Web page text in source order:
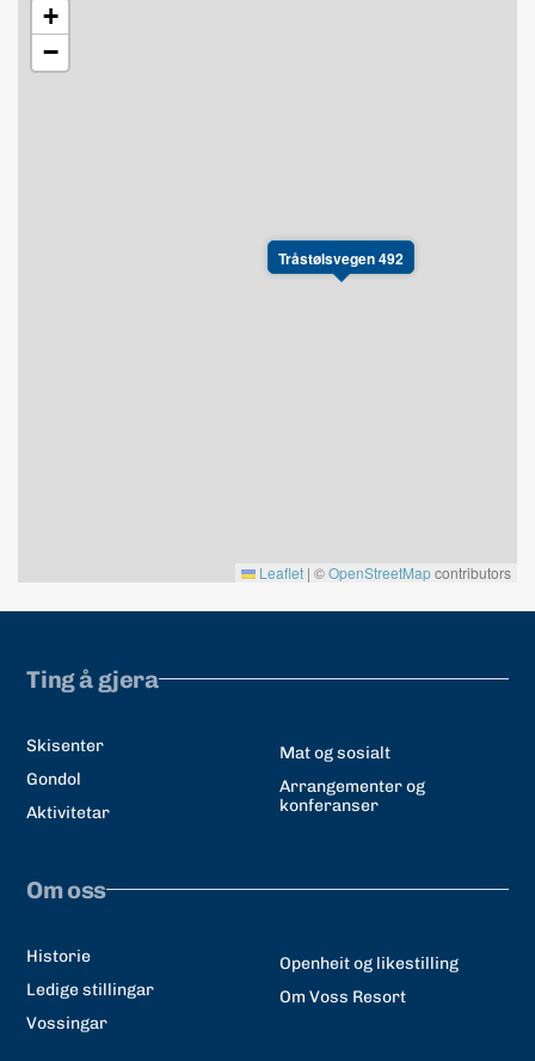
Tråstølsvegen 492
+
−
Leaflet | ©OpenStreetMapcontributors
Ting å gjera
Skisenter
Gondol
Aktivitetar
Mat og sosialt
Arrangementer og
konferanser
Om oss
Historie
Ledige stillingar
Vossingar
Openheit og likestilling
Om Voss Resort